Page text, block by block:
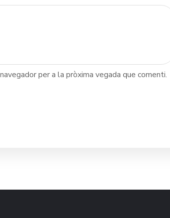
per a la pròxima vegada que comenti.